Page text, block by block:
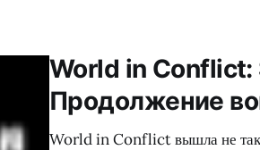
World in
Продолжение
World in Conflict вышла не так